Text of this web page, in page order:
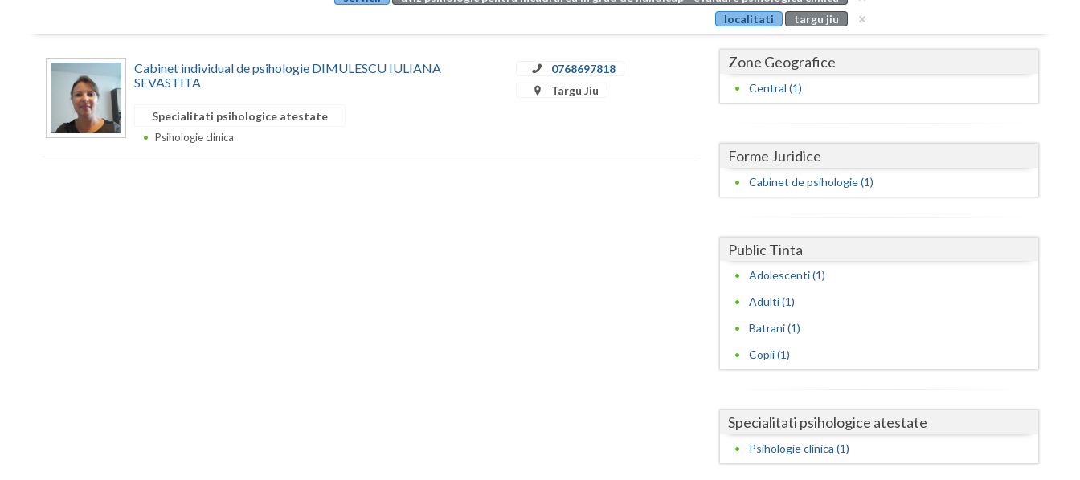
Buzau
Cluj
Covasna
Dambovita
Dolj
Galati
Ialomita
Iasi
localitati
targu jiu
Cabinet individual de psihologie DIMULESCU IULIANA
SEVASTITA
0768697818
Targu Jiu
Specialitati psihologice atestate
Psihologie clinica
Zone Geografice
Central (1)
Forme Juridice
Cabinet de psihologie (1)
Public Tinta
Adolescenti (1)
Adulti (1)
Batrani (1)
Copii (1)
Specialitati psihologice atestate
Psihologie clinica (1)